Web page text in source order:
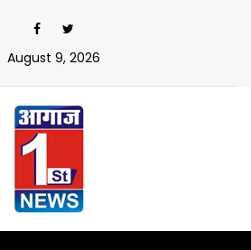
August 9, 2026